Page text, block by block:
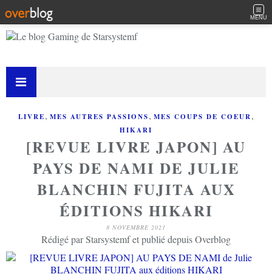
MENU
LIVRE, MES AUTRES PASSIONS, MES COUPS DE COEUR,
HIKARI
[REVUE LIVRE JAPON] AU
PAYS DE NAMI DE JULIE
BLANCHIN FUJITA AUX
ÉDITIONS HIKARI
8 NOVEMBRE 2021
Rédigé par Starsystemf et publié depuis Overblog